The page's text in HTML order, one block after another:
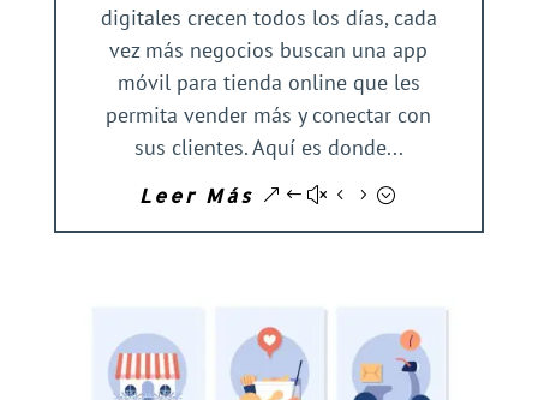
digitales crecen todos los días, cada
vez más negocios buscan una app
móvil para tienda online que les
permita vender más y conectar con
sus clientes. Aquí es donde...
Leer Más